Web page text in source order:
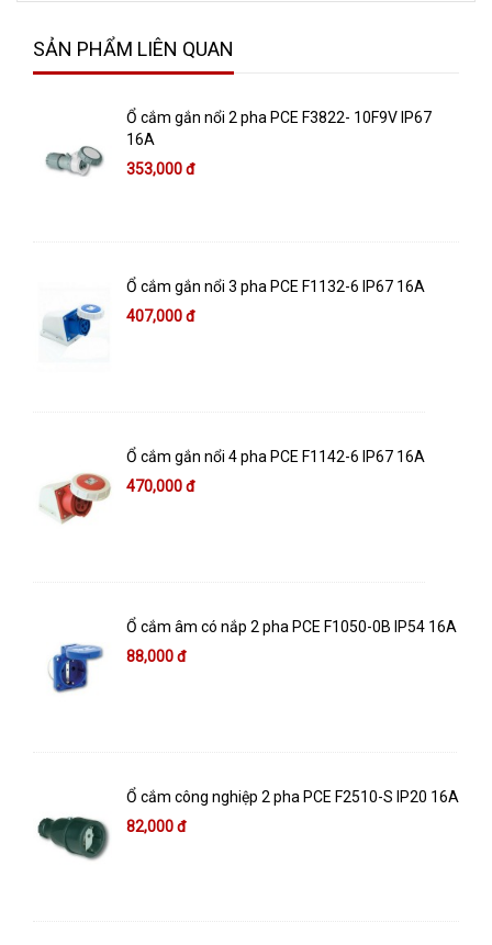
SẢN PHẨM LIÊN QUAN
Ổ cắm gắn nổi 2 pha PCE F3822- 10F9V IP67
16A
353,000 đ
Ổ cắm gắn nổi 3 pha PCE F1132-6 IP67 16A
407,000 đ
Ổ cắm gắn nổi 4 pha PCE F1142-6 IP67 16A
470,000 đ
Ổ cắm âm có nắp 2 pha PCE F1050-0B IP54 16A
88,000 đ
Ổ cắm công nghiệp 2 pha PCE F2510-S IP20 16A
82,000 đ